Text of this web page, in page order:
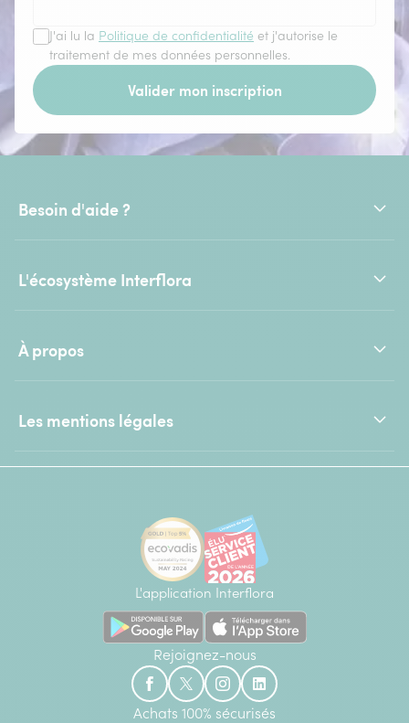
J'ai lu la Politique de confidentialité et j'autorise le
traitement de mes données personnelles.
Valider mon inscription
Besoin d'aide ?
L'écosystème Interflora
À propos
Les mentions légales
L'application Interflora
Rejoignez-nous
Achats 100% sécurisés